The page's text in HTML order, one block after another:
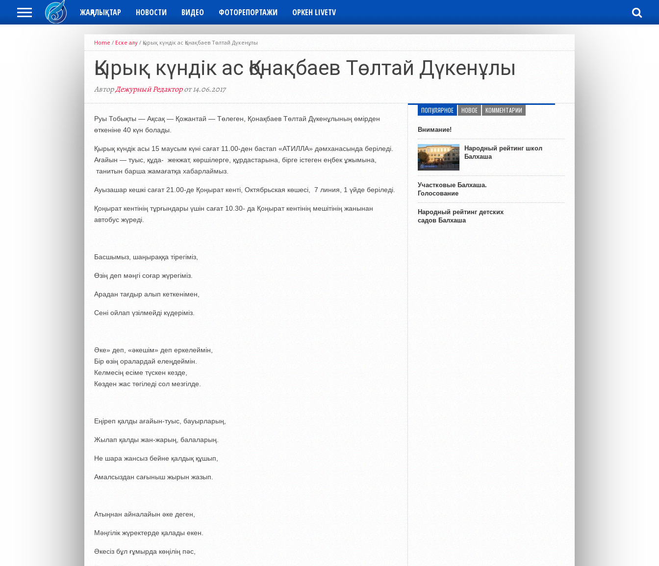
ЖАҢАЛЫҚТАР НОВОСТИ ВИДЕО ФОТОРЕПОРТАЖИ ОРКЕН LIVETV
Home / Еске алу / Қырық күндік ас Қонақбаев Төлтай Дүкенұлы
Қырық күндік ас Қонақбаев Төлтай Дүкенұлы
АвторДежурный Редакторот 14.06.2017
Руы Тобықты — Ақсақ — Қожантай — Төлеген, Қонақбаев Төлтай Дүкенұлының өмірден
өткеніне 40 күн болады.
Қырық күндік асы 15 маусым күні сағат 11.00-ден бастап «АТИЛЛА» дәмханасында беріледі.
Ағайын — туыс, құда- жекжат, көршілерге, құрдастарына, бірге істеген еңбек ұжымына,
танитын барша жамағатқа хабарлаймыз.
Ауызашар кешкі сағат 21.00-де Қоңырат кенті, Октябрьская көшесі, 7 линия, 1 үйде беріледі.
Қоңырат кентінің тұрғындары үшін сағат 10.30- да Қоңырат кентінің мешітінің жанынан
автобус жүреді.
Басшымыз, шаңыраққа тірегіміз,
Өзің деп мәңгі соғар жүрегіміз.
Арадан тағдыр алып кеткенімен,
Сені ойлап үзілмейді күдеріміз.
Әке» деп, «әкешім» деп еркелеймін,
Бір өзің оралардай елеңдеймін.
Келмесің есіме түскен кезде,
Көзден жас төгіледі сол мезгілде.
Еңіреп қалды ағайын-туыс, бауырларың,
Жылап қалды жан-жарың, балаларың.
Не шара жансыз бейне қалдық құшып,
Амалсыздан сағыныш жырын жазып.
Атыңнан айналайын әке деген,
Мәңгілік жүректерде қалады екен.
Әкесіз бұл ғұмырда көңілің пәс,
ПОПУЛЯРНОЕ НОВОЕ КОММЕНТАРИИ
Внимание!
Народный рейтинг школ
Балхаша
Участковые Балхаша.
Голосование
Народный рейтинг детских
садов Балхаша